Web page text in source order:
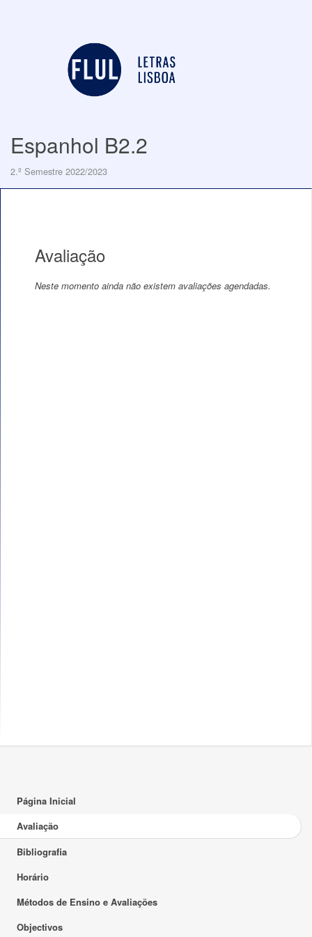
Espanhol B2.2
2.º Semestre 2022/2023
Avaliação
Neste momento ainda não existem avaliações agendadas.
Página Inicial
Avaliação
Bibliografia
Horário
Métodos de Ensino e Avaliações
Objectivos